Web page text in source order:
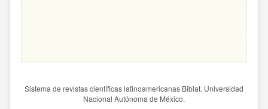
Sistema de revistas científicas latinoamericanas Biblat. Universidad
Nacional Autónoma de México.